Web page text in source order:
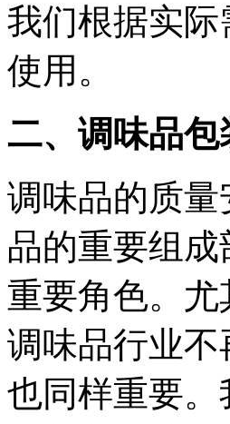
我们根据实
使用。
二、调味品
调味品的质
品的重要组
重要角色。
调味品行业
也同样重要。